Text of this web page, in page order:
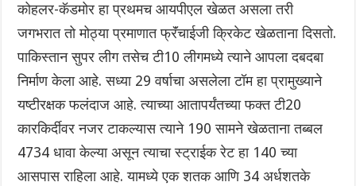
कोहलर-कॅडमोर हा प्रथमच आयपीएल खेळत असला तरी
जगभरात तो मोठ्या प्रमाणात फ्रॅंचाईजी क्रिकेट खेळताना दिसतो.
पाकिस्तान सुपर लीग तसेच टी10 लीगमध्ये त्याने आपला दबदबा
निर्माण केला आहे.‌ सध्या 29 वर्षाचा असलेला टॉम हा प्रामुख्याने
यष्टीरक्षक फलंदाज आहे. त्याच्या आतापर्यंतच्या फक्त टी20
कारकिर्दीवर नजर टाकल्यास त्याने 190 सामने खेळताना तब्बल
4734 धावा केल्या असून त्याचा स्ट्राईक रेट हा 140 च्या
आसपास राहिला आहे. यामध्ये एक शतक आणि 34 अर्धशतके